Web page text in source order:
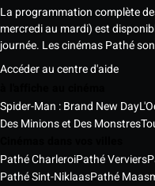
La programmation complète
mercredi au mardi) est
journée. Les cinémas Pathé
Accéder au centre d'aide
Spider-Man : Brand New Day
Des Minions et Des Monstres
Pathé CharleroiPathé Verviers
Pathé Sint-NiklaasPathé